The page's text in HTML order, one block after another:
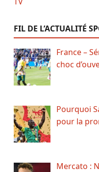
FIL DE L’ACTUALITÉ
France –
choc
Pourquoi
pour la
Mercato :